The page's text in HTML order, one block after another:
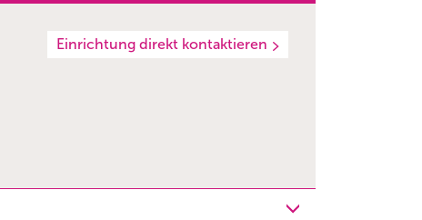
Einrichtung direkt kontaktieren